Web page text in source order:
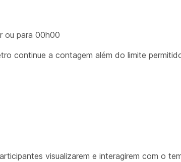
ou para 00h00
continue a contagem além do limite
visualizarem e interagirem com o